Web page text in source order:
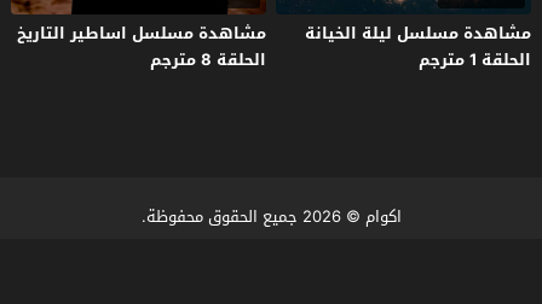
مشاهدة مسلسل ليلة الخيانة
الحلقة 1 مترجم
مشاهدة مسلسل اساطير التاريخ
الحلقة 8 مترجم
اكوام © 2026 جميع الحقوق محفوظة.